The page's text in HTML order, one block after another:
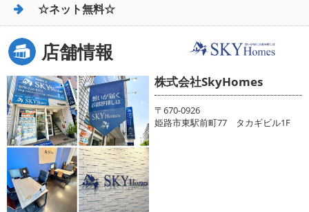
☆ネット無料☆
店舗情報
株式会社SkyHomes
〒670-0926
姫路市東駅前町77 タカギビル1F